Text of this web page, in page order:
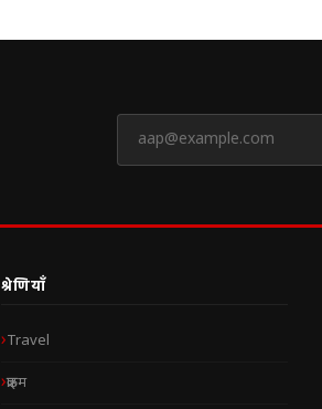
श्रेणियाँ
Travel
क्राइम